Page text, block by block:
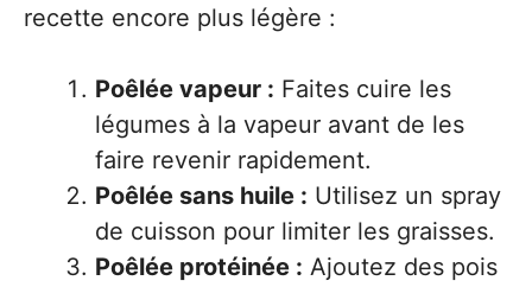
recette encore plus légère :
Poêlée vapeur : Faites cuire les
légumes à la vapeur avant de les
faire revenir rapidement.
Poêlée sans huile : Utilisez un spray
de cuisson pour limiter les graisses.
Poêlée protéinée : Ajoutez des pois